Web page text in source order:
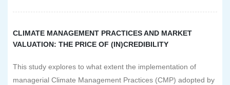
CLIMATE MANAGEMENT PRACTICES AND MARKET
VALUATION: THE PRICE OF (IN)CREDIBILITY
This study explores to what extent the implementation of
managerial Climate Management Practices (CMP) adopted by